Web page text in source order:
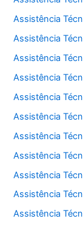
Assistência
Assistência
Assistência
Assistência
Assistência
Assistência
Assistência
Assistência
Assistência
Assistência
Assistência